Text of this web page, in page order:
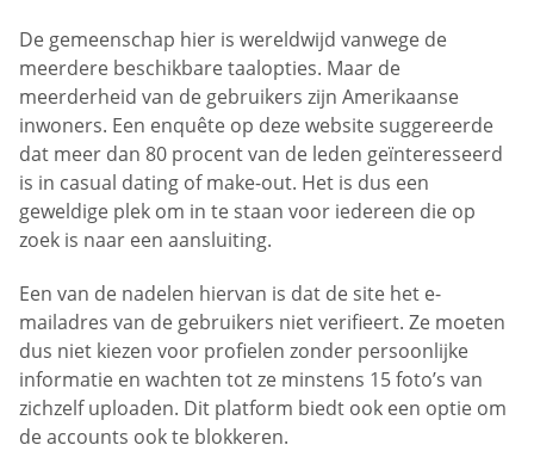
De gemeenschap hier is wereldwijd vanwege de
meerdere beschikbare taalopties. Maar de
meerderheid van de gebruikers zijn Amerikaanse
inwoners. Een enquête op deze website suggereerde
dat meer dan 80 procent van de leden geïnteresseerd
is in casual dating of make-out. Het is dus een
geweldige plek om in te staan voor iedereen die op
zoek is naar een aansluiting.
Een van de nadelen hiervan is dat de site het e-
mailadres van de gebruikers niet verifieert. Ze moeten
dus niet kiezen voor profielen zonder persoonlijke
informatie en wachten tot ze minstens 15 foto’s van
zichzelf uploaden. Dit platform biedt ook een optie om
de accounts ook te blokkeren.